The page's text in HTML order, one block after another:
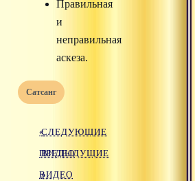
Правильная
и
неправильная
аскеза.
Сатсанг
«
ПРЕДЫДУЩИЕ
ВИДЕО
СЛЕДУЮЩИЕ
ВИДЕО
»